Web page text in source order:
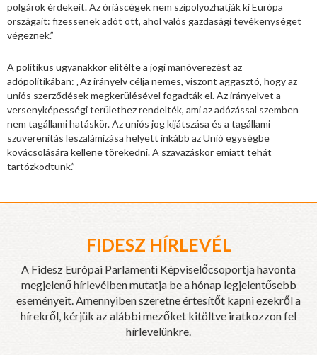
polgárok érdekeit. Az óriáscégek nem szipolyozhatják ki Európa
országait: fizessenek adót ott, ahol valós gazdasági tevékenységet
végeznek.”
A politikus ugyanakkor elítélte a jogi manőverezést az
adópolitikában: „Az irányelv célja nemes, viszont aggasztó, hogy az
uniós szerződések megkerülésével fogadták el. Az irányelvet a
versenyképességi területhez rendelték, ami az adózással szemben
nem tagállami hatáskör. Az uniós jog kijátszása és a tagállami
szuverenitás leszalámizása helyett inkább az Unió egységbe
kovácsolására kellene törekedni. A szavazáskor emiatt tehát
tartózkodtunk.”
FIDESZ HÍRLEVÉL
A Fidesz Európai Parlamenti Képviselőcsoportja havonta
megjelenő hírlevélben mutatja be a hónap legjelentősebb
eseményeit. Amennyiben szeretne értesítőt kapni ezekről a
hírekről, kérjük az alábbi mezőket kitöltve iratkozzon fel
hírlevelünkre.